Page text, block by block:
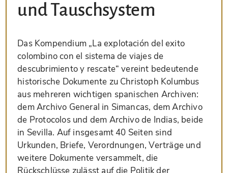
und Tauschsystem
Das Kompendium „La explotación del exito
colombino con el sistema de viajes de
descubrimiento y rescate“ vereint bedeutende
historische Dokumente zu Christoph Kolumbus
aus mehreren wichtigen spanischen Archiven:
dem Archivo General in Simancas, dem Archivo
de Protocolos und dem Archivo de Indias, beide
in Sevilla. Auf insgesamt 40 Seiten sind
Urkunden, Briefe, Verordnungen, Verträge und
weitere Dokumente versammelt, die